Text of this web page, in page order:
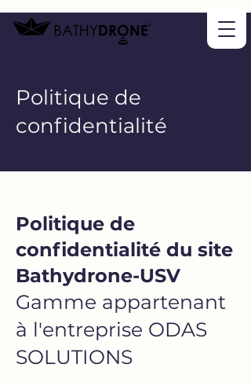
Politique de
confidentialité
Politique de
confidentialité du site
Bathydrone-USV
Gamme appartenant
à l'entreprise ODAS
SOLUTIONS